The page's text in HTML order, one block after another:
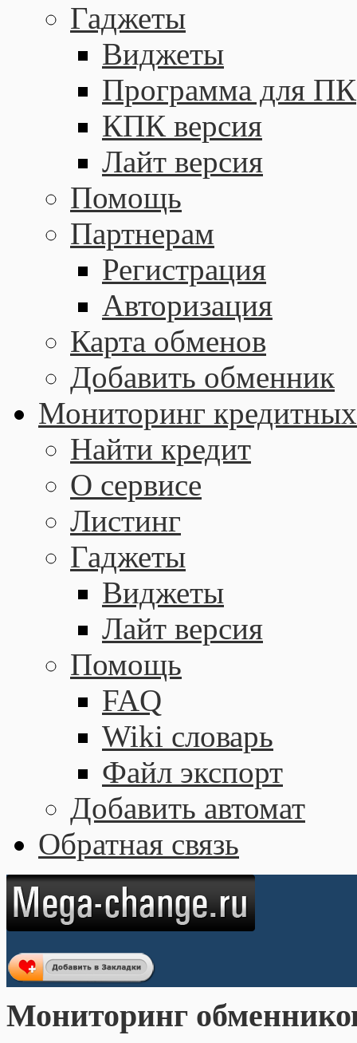
Гаджеты
Виджеты
Программа для ПК
КПК версия
Лайт версия
Помощь
Партнерам
Регистрация
Авторизация
Карта обменов
Добавить обменник
Мониторинг кредитных
Найти кредит
О сервисе
Листинг
Гаджеты
Виджеты
Лайт версия
Помощь
FAQ
Wiki словарь
Файл экспорт
Добавить автомат
Обратная связь
Мониторинг